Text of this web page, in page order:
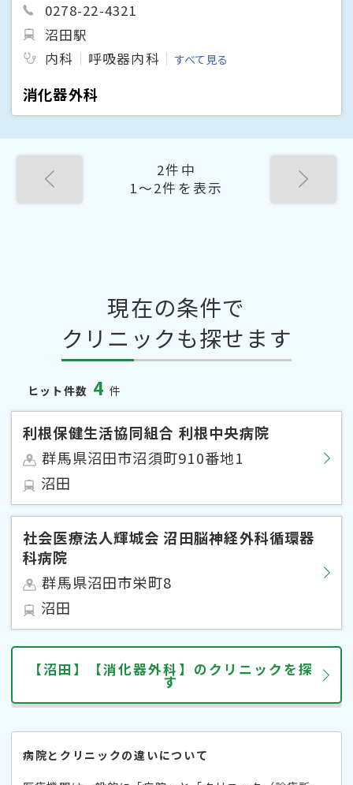
0278-22-4321
沼田駅
内科
呼吸器内科 すべて見る
消化器外科
2件中
1〜2件を表示
現在の条件で
クリニックも探せます
ヒット件数 4 件
利根保健生活協同組合 利根中央病院
群馬県沼田市沼須町910番地1
沼田
社会医療法人輝城会 沼田脳神経外科循環器
科病院
群馬県沼田市栄町8
沼田
【沼田】【消化器外科】のクリニックを探
す
病院とクリニックの違いについて